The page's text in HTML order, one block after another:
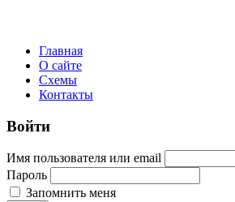
Главная
О сайте
Схемы
Контакты
Войти
Имя пользователя или email
Пароль
Запомнить меня